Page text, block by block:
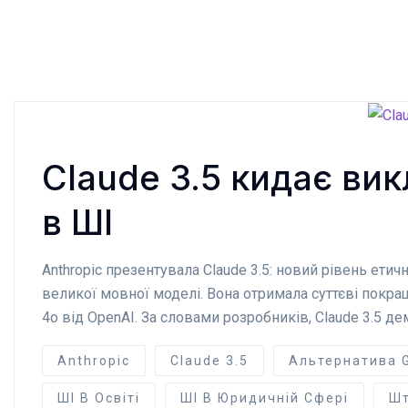
Claude 3.5 кидає
в ШІ
Anthropic презентувала Claude 3.5: новий рівень
великої мовної моделі. Вона отримала суттєві
4o від OpenAI. За словами розробників, Claude 3.5
Anthropic Claude 3.5 Альтернатива
ШІ В Освіті ШІ В Юридичній Сфері